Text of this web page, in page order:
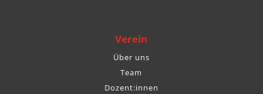
Verein
Über uns
Team
Dozent:innen